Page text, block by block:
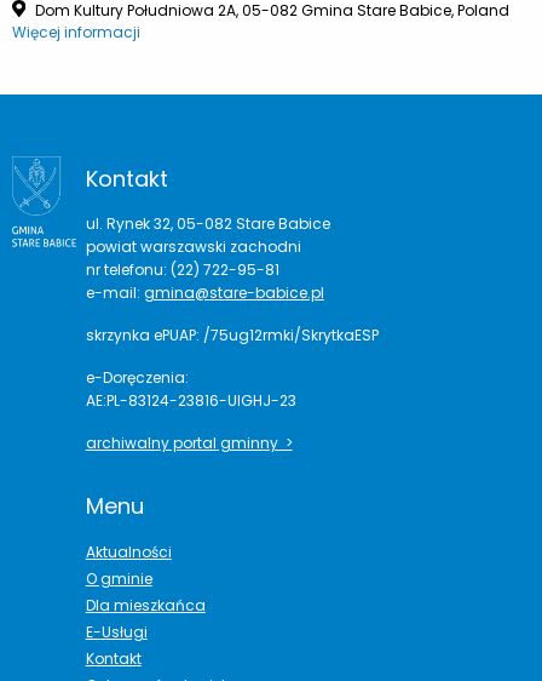
Dom Kultury Południowa 2A, 05-082 Gmina Stare Babice, Poland
Więcej informacji
Kontakt
ul. Rynek 32, 05-082 Stare Babice
powiat warszawski zachodni
nr telefonu: (22) 722-95-81
e-mail: gmina@stare-babice.pl
skrzynka ePUAP: /75ug12rmki/SkrytkaESP
e-Doręczenia:
AE:PL-83124-23816-UIGHJ-23
archiwalny portal gminny >
Menu
Aktualności
O gminie
Dla mieszkańca
E-Usługi
Kontakt